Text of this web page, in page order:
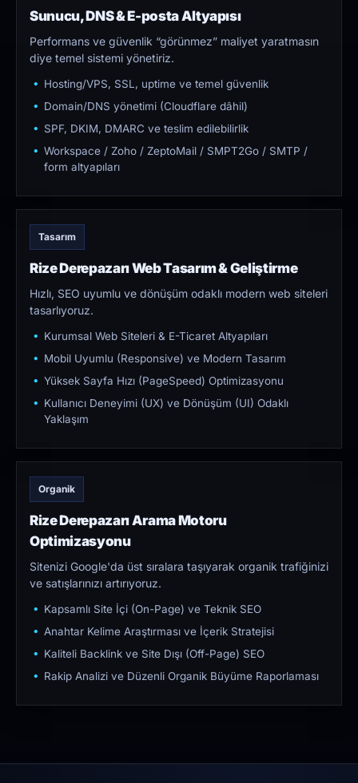
Sunucu, DNS & E-posta Altyapısı
Performans ve güvenlik “görünmez” maliyet yaratmasın
diye temel sistemi yönetiriz.
Hosting/VPS, SSL, uptime ve temel güvenlik
Domain/DNS yönetimi (Cloudflare dâhil)
SPF, DKIM, DMARC ve teslim edilebilirlik
Workspace / Zoho / ZeptoMail / SMPT2Go / SMTP /
form altyapıları
Tasarım
Rize Derepazarı Web Tasarım & Geliştirme
Hızlı, SEO uyumlu ve dönüşüm odaklı modern web siteleri
tasarlıyoruz.
Kurumsal Web Siteleri & E-Ticaret Altyapıları
Mobil Uyumlu (Responsive) ve Modern Tasarım
Yüksek Sayfa Hızı (PageSpeed) Optimizasyonu
Kullanıcı Deneyimi (UX) ve Dönüşüm (UI) Odaklı
Yaklaşım
Organik
Rize Derepazarı Arama Motoru
Optimizasyonu
Sitenizi Google'da üst sıralara taşıyarak organik trafiğinizi
ve satışlarınızı artırıyoruz.
Kapsamlı Site İçi (On-Page) ve Teknik SEO
Anahtar Kelime Araştırması ve İçerik Stratejisi
Kaliteli Backlink ve Site Dışı (Off-Page) SEO
Rakip Analizi ve Düzenli Organik Büyüme Raporlaması